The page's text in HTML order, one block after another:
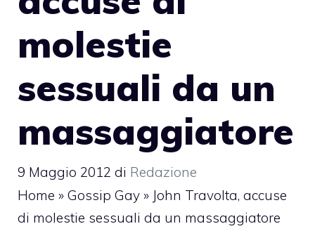
molestie
sessuali da un
massaggiatore
9 Maggio 2012 di Redazione
Home » Gossip Gay » John Travolta, accuse
di molestie sessuali da un massaggiatore